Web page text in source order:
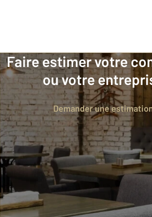
faire estimer votre
ou votre
Demander une
Notre équipe à votre service
Alexandra MARINAKIS
Directrice Fonds de commerce